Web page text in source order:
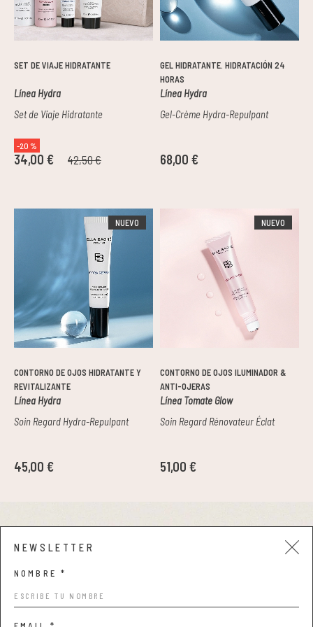
SET DE VIAJE HIDRATANTE
Línea Hydra
Set de Viaje Hidratante
34,00 € 42,50 €
-20 %
GEL HIDRATANTE. HIDRATACIÓN 24
HORAS
Línea Hydra
Gel-Crème Hydra-Repulpant
68,00 €
CONTORNO DE OJOS HIDRATANTE Y
REVITALIZANTE
Línea Hydra
Soin Regard Hydra-Repulpant
45,00 €
NUEVO
CONTORNO DE OJOS ILUMINADOR &
ANTI-OJERAS
Línea Tomate Glow
Soin Regard Rénovateur Éclat
51,00 €
NUEVO
NEWSLETTER
NOMBRE *
Pieles grasas
Pieles secas
Manchas
Nutricosméticos
Mascarillas